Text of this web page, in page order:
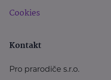
Cookies
Kontakt
Pro prarodiče s.r.o.